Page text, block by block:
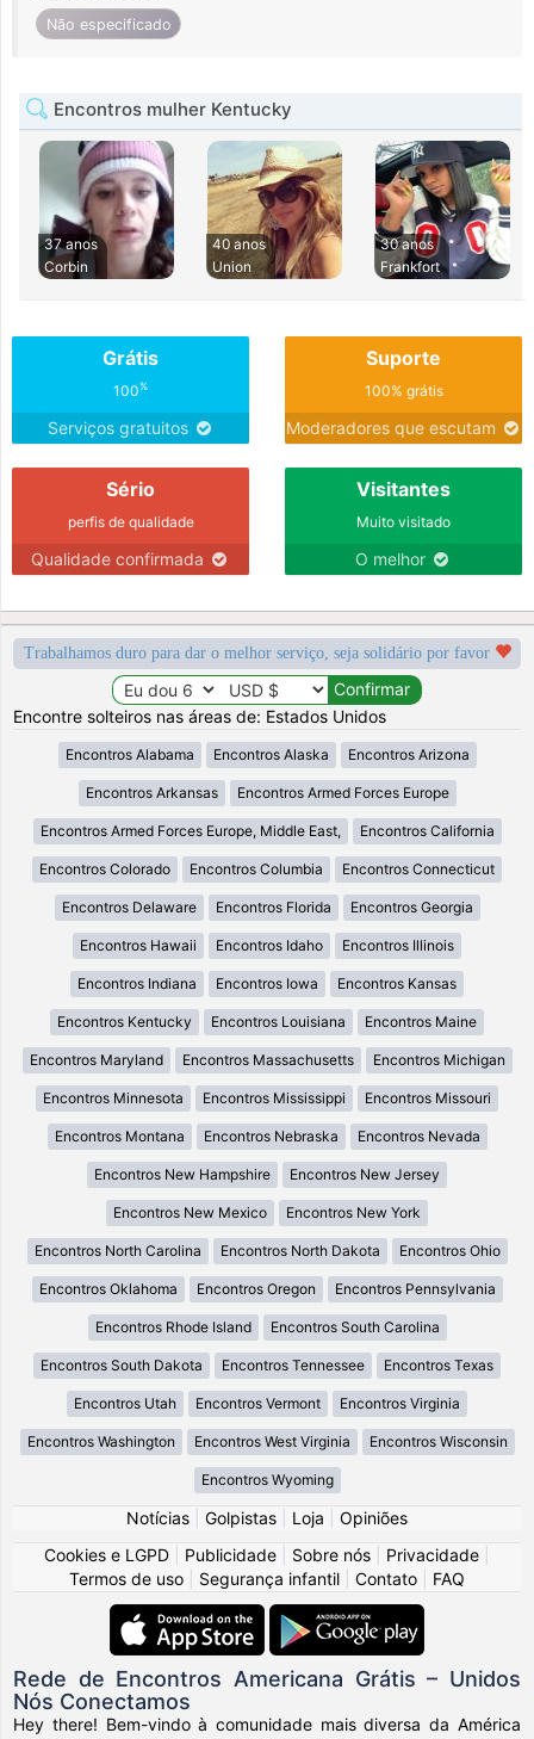
Não especificado
Encontros mulher Kentucky
37 anos
Corbin
40 anos
Union
30 anos
Frankfort
Grátis
100%
Serviços gratuitos
Suporte
100% grátis
Moderadores que escutam
Sério
perfis de qualidade
Qualidade confirmada
Visitantes
Muito visitado
O melhor
Trabalhamos duro para dar o melhor serviço, seja solidário por favor
Encontre solteiros nas áreas de: Estados Unidos
Encontros Alabama Encontros Alaska Encontros Arizona
Encontros Arkansas Encontros Armed Forces Europe
Encontros Armed Forces Europe, Middle East, Encontros California
Encontros Colorado Encontros Columbia Encontros Connecticut
Encontros Delaware Encontros Florida Encontros Georgia
Encontros Hawaii Encontros Idaho Encontros Illinois
Encontros Indiana Encontros Iowa Encontros Kansas
Encontros Kentucky Encontros Louisiana Encontros Maine
Encontros Maryland Encontros Massachusetts Encontros Michigan
Encontros Minnesota Encontros Mississippi Encontros Missouri
Encontros Montana Encontros Nebraska Encontros Nevada
Encontros New Hampshire Encontros New Jersey
Encontros New Mexico Encontros New York
Encontros North Carolina Encontros North Dakota Encontros Ohio
Encontros Oklahoma Encontros Oregon Encontros Pennsylvania
Encontros Rhode Island Encontros South Carolina
Encontros South Dakota Encontros Tennessee Encontros Texas
Encontros Utah Encontros Vermont Encontros Virginia
Encontros Washington Encontros West Virginia Encontros Wisconsin
Encontros Wyoming
Notícias Golpistas Loja
Opiniões
Cookies e LGPD
Publicidade Sobre nós Privacidade
Termos de uso
Segurança infantil Contato FAQ
Rede de Encontros Americana Grátis – Unidos
Nós Conectamos
Hey there! Bem-vindo à comunidade mais diversa da América